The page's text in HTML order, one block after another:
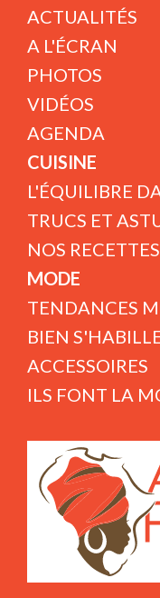
ACTUALITÉS
A L'ÉCRAN
PHOTOS
VIDÉOS
AGENDA
CUISINE
L'ÉQUILIBRE
TRUCS ET
NOS RECETTES
MODE
TENDANCES
BIEN
ACCESSOIRES
ILS FONT LA